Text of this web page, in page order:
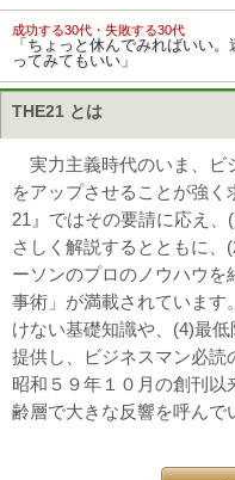
成功する30代・失敗する30代
「ちょっと休んでみればいい。
ってみてもいい」
THE21 とは
実力主義時代のいま、ビ
をアップさせることが強く
21』ではその要請に応え
さしく解説するとともに
ーソンのプロのノウハウ
事術」が満載されています
けない基礎知識や、(4)最
提供し、ビジネスマン必読
昭和５９年１０月の創刊
齢層で大きな反響を呼んで